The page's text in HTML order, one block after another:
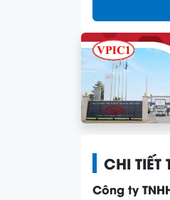
CHI TIẾT
Công ty